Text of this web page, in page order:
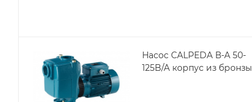
Насос CALPEDA В-A 50-
125B/A корпус из бронзы